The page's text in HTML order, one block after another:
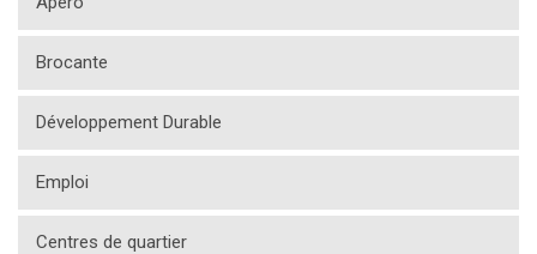
Brocante
Développement Durable
Emploi
Centres de quartier